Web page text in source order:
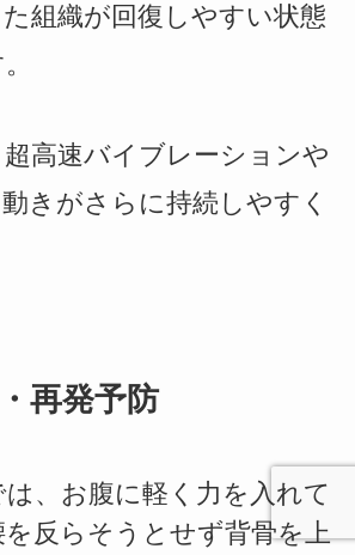
組織が回復しやすい状態
高速バイブレーションや
きがさらに持続しやすく
再発予防
、お腹に軽く力を入れて
を反らそうとせず背骨を上